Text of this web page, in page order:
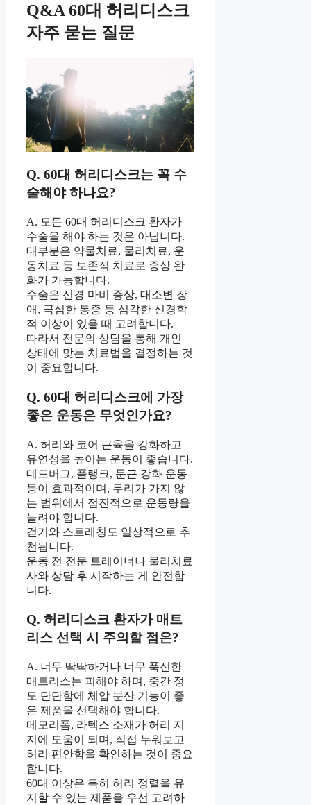
Q&A 60대 허리디스크
자주 묻는 질문
Q. 60대 허리디스크는 꼭 수
술해야 하나요?
A. 모든 60대 허리디스크 환자가
수술을 해야 하는 것은 아닙니다.
대부분은 약물치료, 물리치료, 운
동치료 등 보존적 치료로 증상 완
화가 가능합니다.
수술은 신경 마비 증상, 대소변 장
애, 극심한 통증 등 심각한 신경학
적 이상이 있을 때 고려합니다.
따라서 전문의 상담을 통해 개인
상태에 맞는 치료법을 결정하는 것
이 중요합니다.
Q. 60대 허리디스크에 가장
좋은 운동은 무엇인가요?
A. 허리와 코어 근육을 강화하고
유연성을 높이는 운동이 좋습니다.
데드버그, 플랭크, 둔근 강화 운동
등이 효과적이며, 무리가 가지 않
는 범위에서 점진적으로 운동량을
늘려야 합니다.
걷기와 스트레칭도 일상적으로 추
천됩니다.
운동 전 전문 트레이너나 물리치료
사와 상담 후 시작하는 게 안전합
니다.
Q. 허리디스크 환자가 매트
리스 선택 시 주의할 점은?
A. 너무 딱딱하거나 너무 푹신한
매트리스는 피해야 하며, 중간 정
도 단단함에 체압 분산 기능이 좋
은 제품을 선택해야 합니다.
메모리폼, 라텍스 소재가 허리 지
지에 도움이 되며, 직접 누워보고
허리 편안함을 확인하는 것이 중요
합니다.
60대 이상은 특히 허리 정렬을 유
지할 수 있는 제품을 우선 고려하